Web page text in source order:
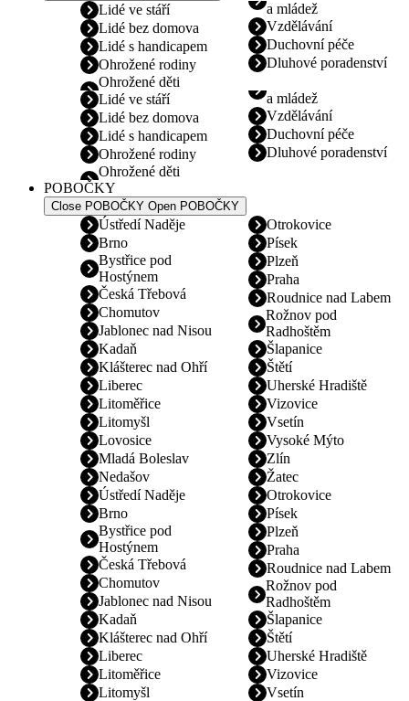
Lidé ve stáří
Lidé bez domova
Lidé s handicapem
Ohrožené rodiny
Ohrožené děti
a mládež
Vzdělávání
Duchovní péče
Dluhové poradenství
Lidé ve stáří
Lidé bez domova
Lidé s handicapem
Ohrožené rodiny
Ohrožené děti
a mládež
Vzdělávání
Duchovní péče
Dluhové poradenství
POBOČKY
Close POBOČKY Open POBOČKY
Ústředí Naděje
Brno
Bystřice pod
Hostýnem
Česká Třebová
Chomutov
Jablonec nad Nisou
Kadaň
Klášterec nad Ohří
Liberec
Litoměřice
Litomyšl
Lovosice
Mladá Boleslav
Nedašov
Otrokovice
Písek
Plzeň
Praha
Roudnice nad Labem
Rožnov pod
Radhoštěm
Šlapanice
Štětí
Uherské Hradiště
Vizovice
Vsetín
Vysoké Mýto
Zlín
Žatec
Ústředí Naděje
Brno
Bystřice pod
Hostýnem
Česká Třebová
Chomutov
Jablonec nad Nisou
Kadaň
Klášterec nad Ohří
Liberec
Litoměřice
Litomyšl
Otrokovice
Písek
Plzeň
Praha
Roudnice nad Labem
Rožnov pod
Radhoštěm
Šlapanice
Štětí
Uherské Hradiště
Vizovice
Vsetín